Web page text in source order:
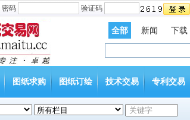
密码 验证码
全部 新闻 下载
图纸求购 图纸订绘 技术交易 专利交易